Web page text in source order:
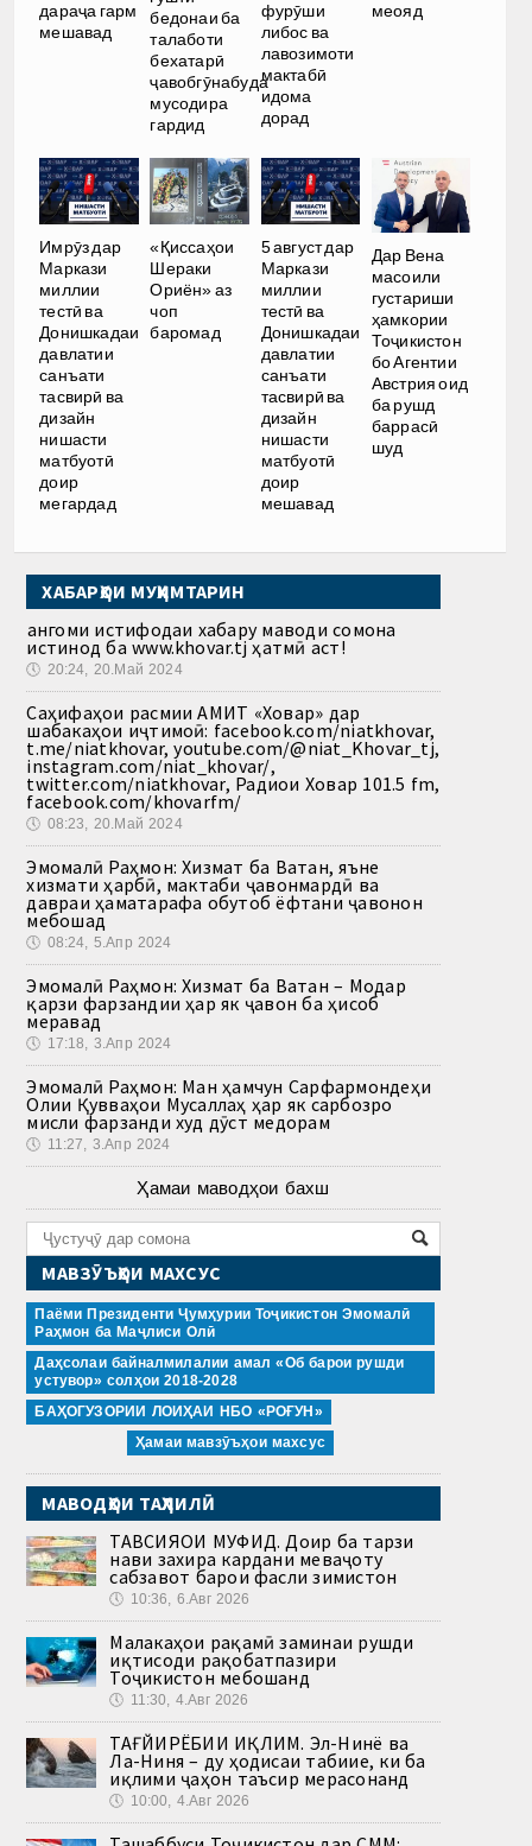
дараҷа гарм
мешавад
бедонаи ба
талаботи
бехатарӣ
ҷавобгӯнабуда
мусодира
гардид
фурӯши
либос ва
лавозимоти
мактабӣ
идома
дорад
меояд
Имрӯз дар
Маркази
миллии
тестӣ ва
Донишкадаи
давлатии
санъати
тасвирӣ ва
дизайн
нишасти
матбуотӣ
доир
мегардад
«Қиссаҳои
Шераки
Ориён» аз
чоп
баромад
5 август дар
Маркази
миллии
тестӣ ва
Донишкадаи
давлатии
санъати
тасвирӣ ва
дизайн
нишасти
матбуотӣ
доир
мешавад
Дар Вена
масоили
густариши
ҳамкории
Тоҷикистон
бо Агентии
Австрия оид
ба рушд
баррасӣ
шуд
ХАБАРҲОИ МУҲИМТАРИН
Ҳангоми истифодаи хабару маводи сомона
истинод ба www.khovar.tj ҳатмӣ аст!
🕔 20:24, 20.Май 2024
Саҳифаҳои расмии АМИТ «Ховар» дар
шабакаҳои иҷтимоӣ: facebook.com/niatkhovar,
t.me/niatkhovar, youtube.com/@niat_Khovar_tj,
instagram.com/niat_khovar/,
twitter.com/niatkhovar, Радиои Ховар 101.5 fm,
facebook.com/khovarfm/
🕔 08:23, 20.Май 2024
Эмомалӣ Раҳмон: Хизмат ба Ватан, яъне
хизмати ҳарбӣ, мактаби ҷавонмардӣ ва
давраи ҳаматарафа обутоб ёфтани ҷавонон
мебошад
🕔 08:24, 5.Апр 2024
Эмомалӣ Раҳмон: Хизмат ба Ватан – Модар
қарзи фарзандии ҳар як ҷавон ба ҳисоб
меравад
🕔 17:18, 3.Апр 2024
Эмомалӣ Раҳмон: Ман ҳамчун Сарфармондеҳи
Олии Қувваҳои Мусаллаҳ ҳар як сарбозро
мисли фарзанди худ дӯст медорам
🕔 11:27, 3.Апр 2024
Ҳамаи маводҳои бахш
МАВЗӮЪҲОИ МАХСУС
Паёми Президенти Ҷумҳурии Тоҷикистон Эмомалӣ
Раҳмон ба Маҷлиси Олӣ
Даҳсолаи байналмилалии амал «Об барои рушди
устувор» солҳои 2018-2028
БАҲОГУЗОРИИ ЛОИҲАИ НБО «РОҒУН»
Ҳамаи мавзӯъҳои махсус
МАВОДҲОИ ТАҲЛИЛӢ
ТАВСИЯҲОИ МУФИД. Доир ба тарзи
нави захира кардани меваҷоту
сабзавот барои фасли зимистон
🕔 10:36, 6.Авг 2026
Малакаҳои рақамӣ заминаи рушди
иқтисоди рақобатпазири
Тоҷикистон мебошанд
🕔 11:30, 4.Авг 2026
ТАҒЙИРЁБИИ ИҚЛИМ. Эл-Нинё ва
Ла-Ниня – ду ҳодисаи табиие, ки ба
иқлими ҷаҳон таъсир мерасонанд
🕔 10:00, 4.Авг 2026